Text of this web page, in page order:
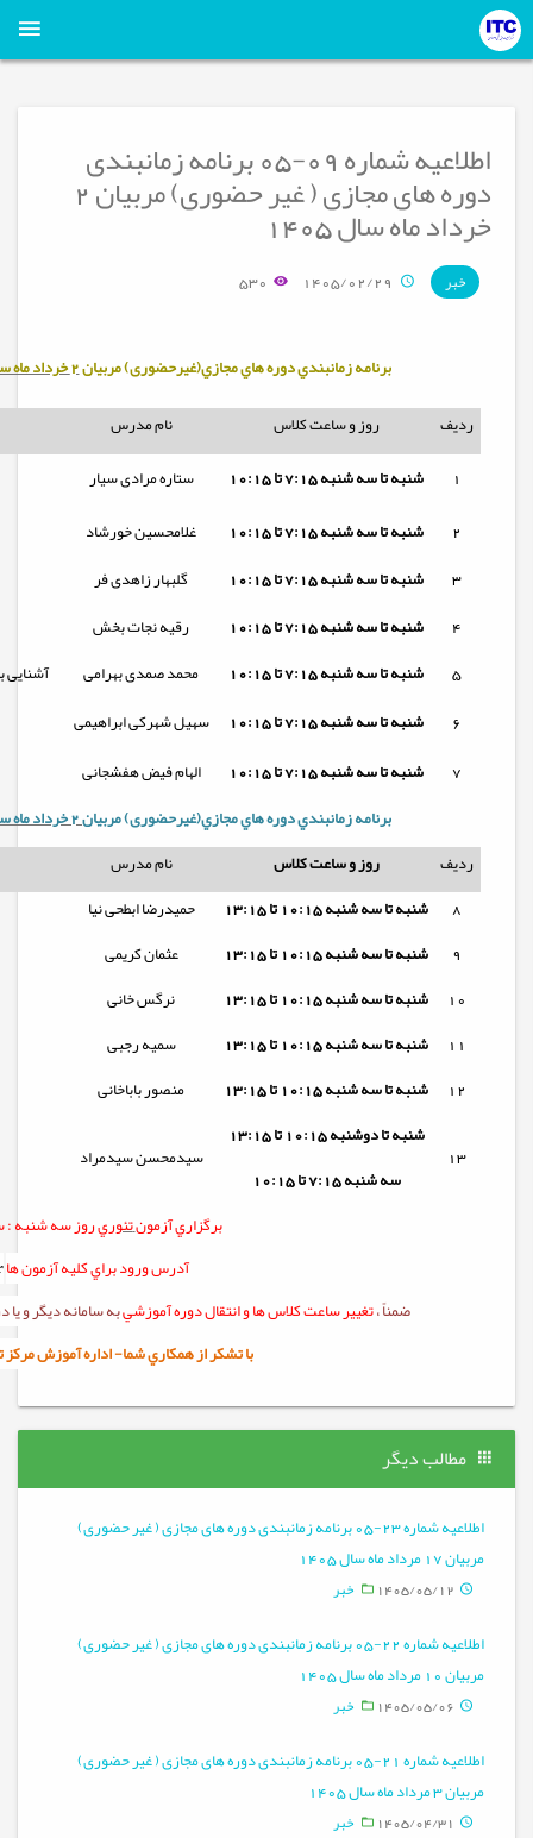
اطلاعیه شماره 09-05 برنامه زمانبندی
دوره های مجازی ( غیر حضوری) مربیان 2
خرداد ماه سال 1405
خبر 1405/02/29
530
برنامه زمانبندي دوره هاي مجازي(غیرحضوری) مربيان2 خرداد ماه سال 1405
ردیف
روز و ساعت کلاس
نام مدرس
1
شنبه تاسه شنبه
ستاره مرادی سیار
2
شنبه تاسه شنبه
غلامحسین خورشاد
3
شنبه تاسه شنبه
گلبهار زاهدی فر
4
شنبه تاسه شنبه
رقیه نجات بخش
5
شنبه تاسه شنبه محمد صمدی بهرامی
آشنایی
6
شنبه تاسه شنبه
سهیل شهرکی ابراهیمی
7
شنبه تاسه شنبه
الهام فیض هفشجانی
برنامه زمانبندي دوره هاي مجازي(غیرحضوری) مربيان2 خرداد ماه سال 1405
ردیف
روز و ساعت کلاس
نام مدرس
8
شنبه تاسه شنبه
حمیدرضا ابطحی نیا
9
شنبه تاسه شنبه
عثمان کریمی
10
شنبه تاسه شنبه
نرگس خانی
11
شنبه تاسه شنبه
سمیه رجبی
12
شنبه تاسه شنبه منصور باباخانی
13
شنبه تادوشنبه10:15 تا 13:15
سیدمحسن سیدمراد
سه شنبه 7:15 تا 10:15
برگزاري آزمونتئوريروز سه شنبه :
آدرس ورود براي کليه آزمون ها
ضمناً ،تغيير ساعت کلاس ها و انتقال دوره آموزشيبه سامانه ديگر و
با تشکر از همکاري شما- اداره آموزش مرکز تربيت
مطالب دیگر
اطلاعیه شماره 23-05 برنامه زمانبندی دوره های مجازی ( غیر حضوری)
مربیان 17 مرداد ماه سال 1405
1405/05/12 خبر
اطلاعیه شماره 22-05 برنامه زمانبندی دوره های مجازی ( غیر حضوری)
مربیان 10 مرداد ماه سال 1405
1405/05/06 خبر
اطلاعیه شماره 21-05 برنامه زمانبندی دوره های مجازی ( غیر حضوری)
مربیان 3 مرداد ماه سال 1405
1405/04/31 خبر